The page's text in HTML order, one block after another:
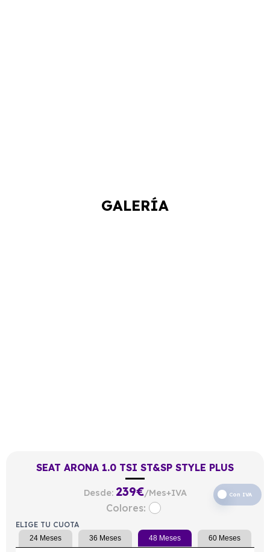
GALERÍA
SEAT ARONA 1.0 TSI ST&SP STYLE PLUS
Desde: 239€/Mes+IVA Con IVA
Colores:
ELIGE TU CUOTA
24 Meses 36 Meses 48 Meses 60 Meses